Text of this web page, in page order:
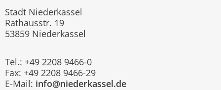
Stadt Niederkassel
Rathausstr. 19
53859 Niederkassel
Tel.: +49 2208 9466-0
Fax: +49 2208 9466-29
E-Mail: info@niederkassel.de